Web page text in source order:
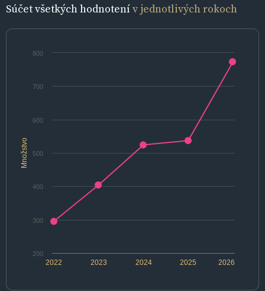
Súčet všetkých hodnotenív jednotlivých rokoch
Množstvo
2022 2024 2026
2023 2025
200
300
400
500
600
700
800